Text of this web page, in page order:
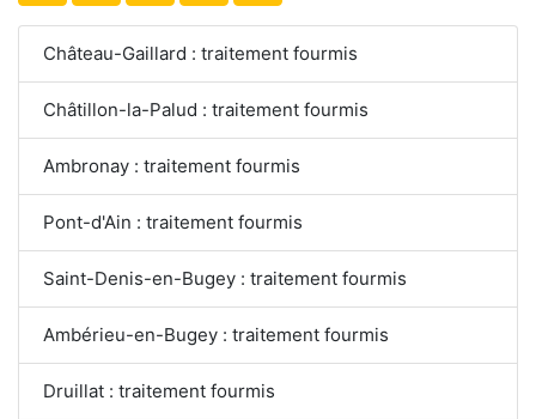
Château-Gaillard : traitement fourmis
Châtillon-la-Palud : traitement fourmis
Ambronay : traitement fourmis
Pont-d'Ain : traitement fourmis
Saint-Denis-en-Bugey : traitement fourmis
Ambérieu-en-Bugey : traitement fourmis
Druillat : traitement fourmis